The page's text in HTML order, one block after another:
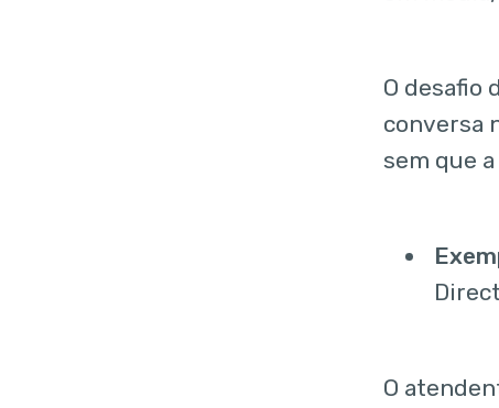
O desafio
conversa
sem que
O